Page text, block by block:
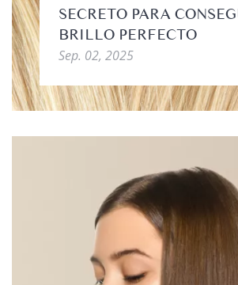
SECRETO PARA
BRILLO PERFECTO
Sep. 02, 2025